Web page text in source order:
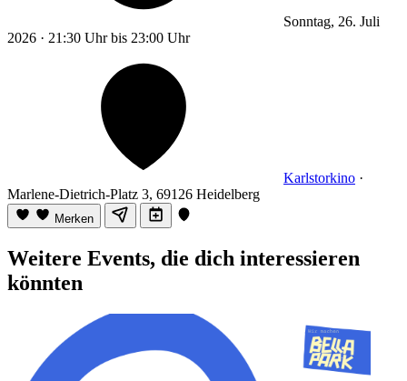
Sonntag, 26. Juli
2026 · 21:30 Uhr bis 23:00 Uhr
Karlstorkino ·
Marlene-Dietrich-Platz 3, 69126 Heidelberg
Merken
Weitere Events, die dich interessieren
könnten